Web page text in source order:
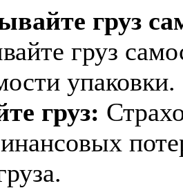
груз
груз
упаковки.
груз: